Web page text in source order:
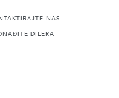
NAS
DILERA